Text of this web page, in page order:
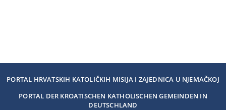
PORTAL HRVATSKIH KATOLIČKIH MISIJA I ZAJEDNICA U NJEMAČKOJ
PORTAL DER KROATISCHEN KATHOLISCHEN GEMEINDEN IN
DEUTSCHLAND